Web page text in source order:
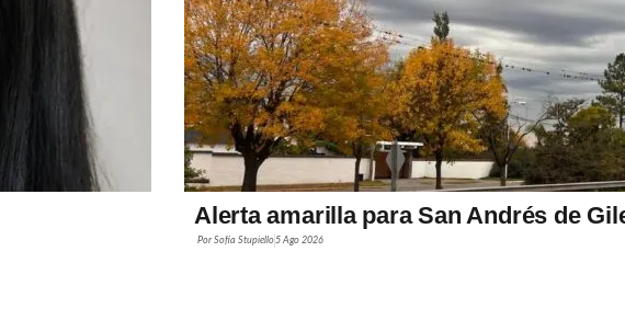
Alerta amarilla para San Andrés de
Por Sofía Stupiello5 Ago 2026